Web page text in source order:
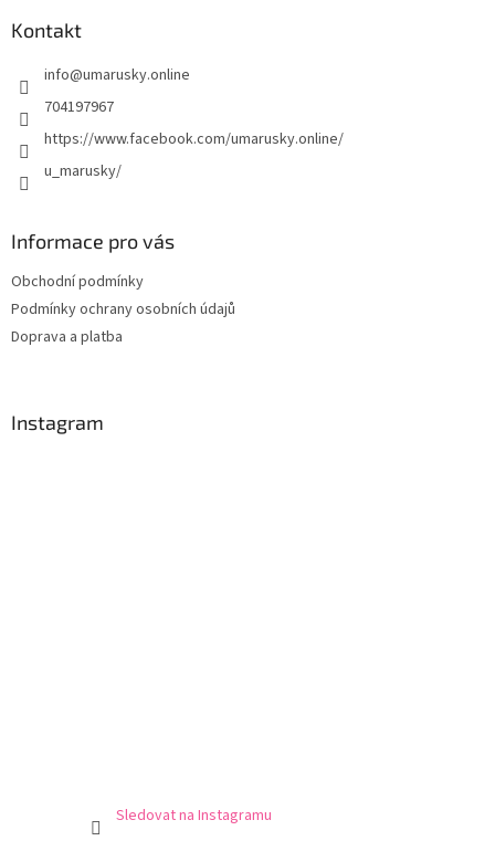
Kontakt
info@umarusky.online
704197967
https://www.facebook.com/umarusky.online/
u_marusky/
Informace pro vás
Obchodní podmínky
Podmínky ochrany osobních údajů
Doprava a platba
Instagram
Sledovat na Instagramu